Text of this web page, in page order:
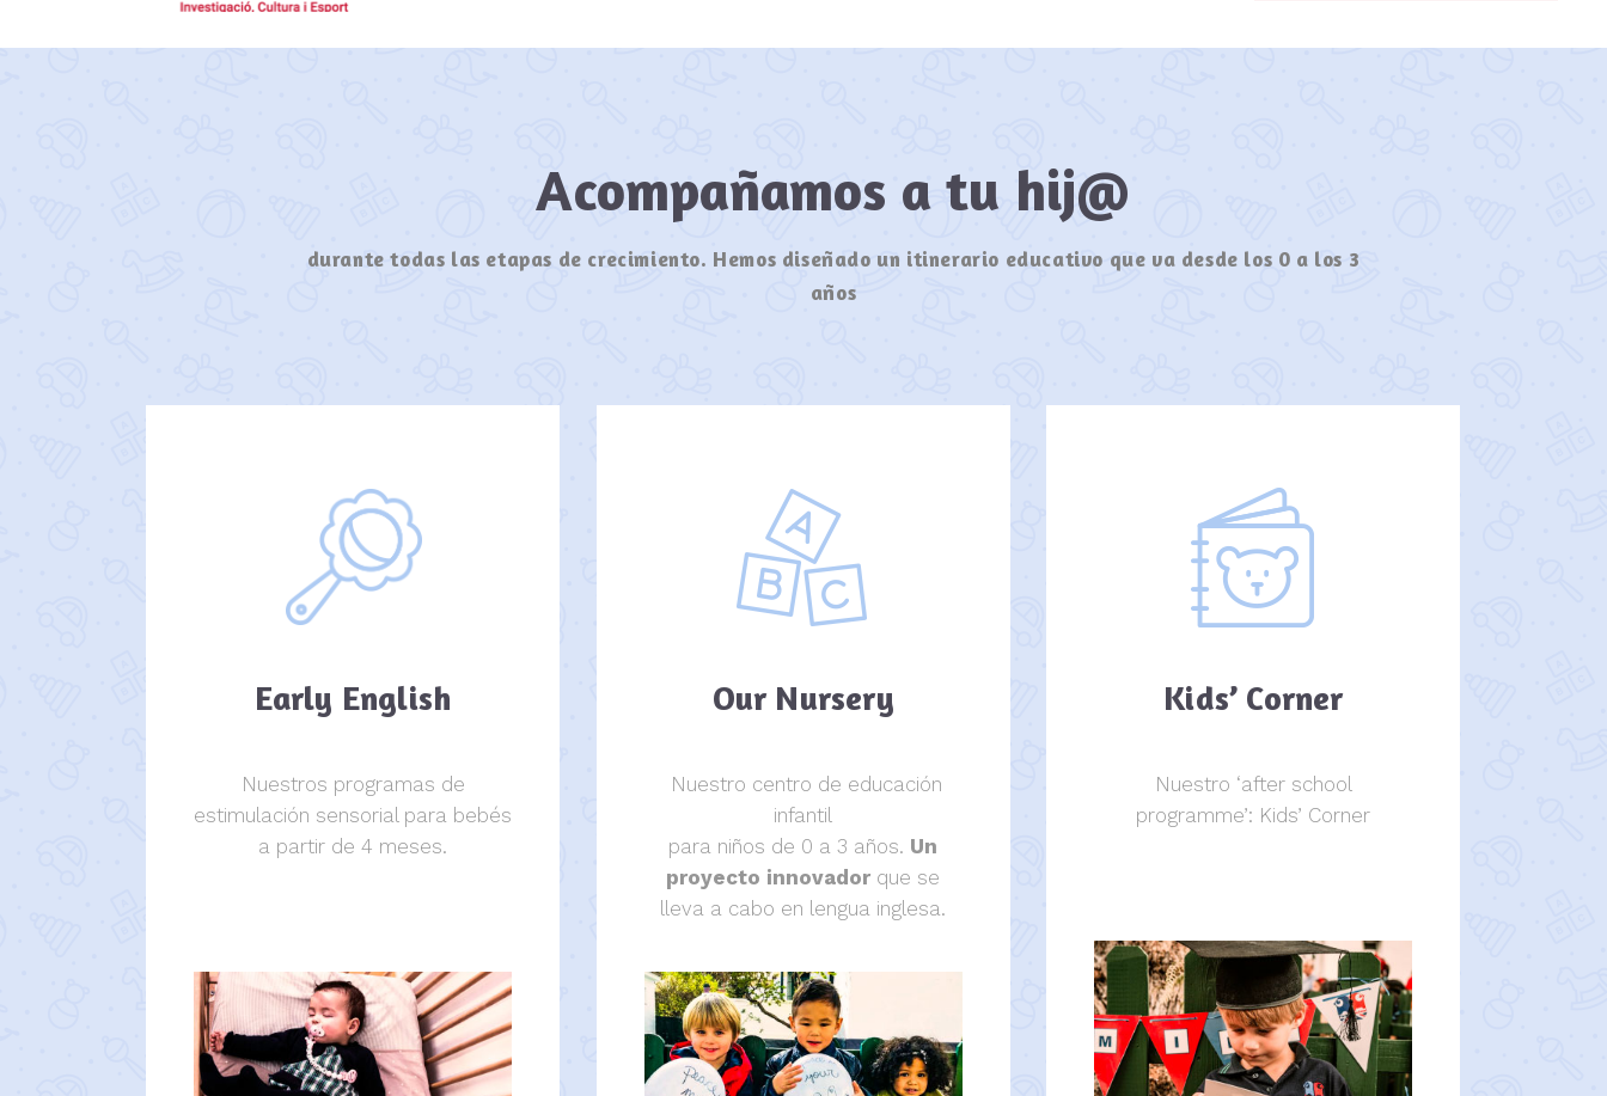
Acompañamos a tu hij@
durante todas las etapas de crecimiento. Hemos diseñado un itinerario educativo que va desde los 0 a los 3
años
Early English
Nuestros programas de
estimulación sensorial para bebés
a partir de 4 meses.
Our Nursery
Nuestro centro de educación
infantil
para niños de 0 a 3 años. Un
proyecto innovador que se
lleva a cabo en lengua inglesa.
Kids’ Corner
Nuestro ‘after school
programme’: Kids’ Corner